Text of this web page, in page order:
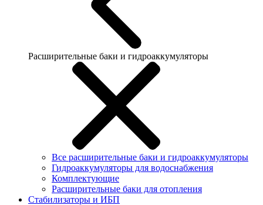
Расширительные баки и гидроаккумуляторы
Все расширительные баки и гидроаккумуляторы
Гидроаккумуляторы для водоснабжения
Комплектующие
Расширительные баки для отопления
Стабилизаторы и ИБП